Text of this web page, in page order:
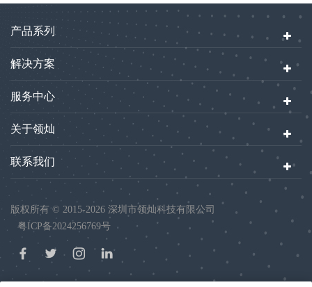
产品系列
解决方案
服务中心
关于领灿
联系我们
版权所有 © 2015-2026 深圳市领灿科技有限公司
粤ICP备2024256769号